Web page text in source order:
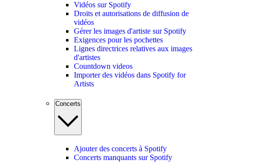
Vidéos sur Spotify
Droits et autorisations de diffusion de
vidéos
Gérer les images d'artiste sur Spotify
Exigences pour les pochettes
Lignes directrices relatives aux images
d'artistes
Countdown videos
Importer des vidéos dans Spotify for
Artists
Concerts
Ajouter des concerts à Spotify
Concerts manquants sur Spotify